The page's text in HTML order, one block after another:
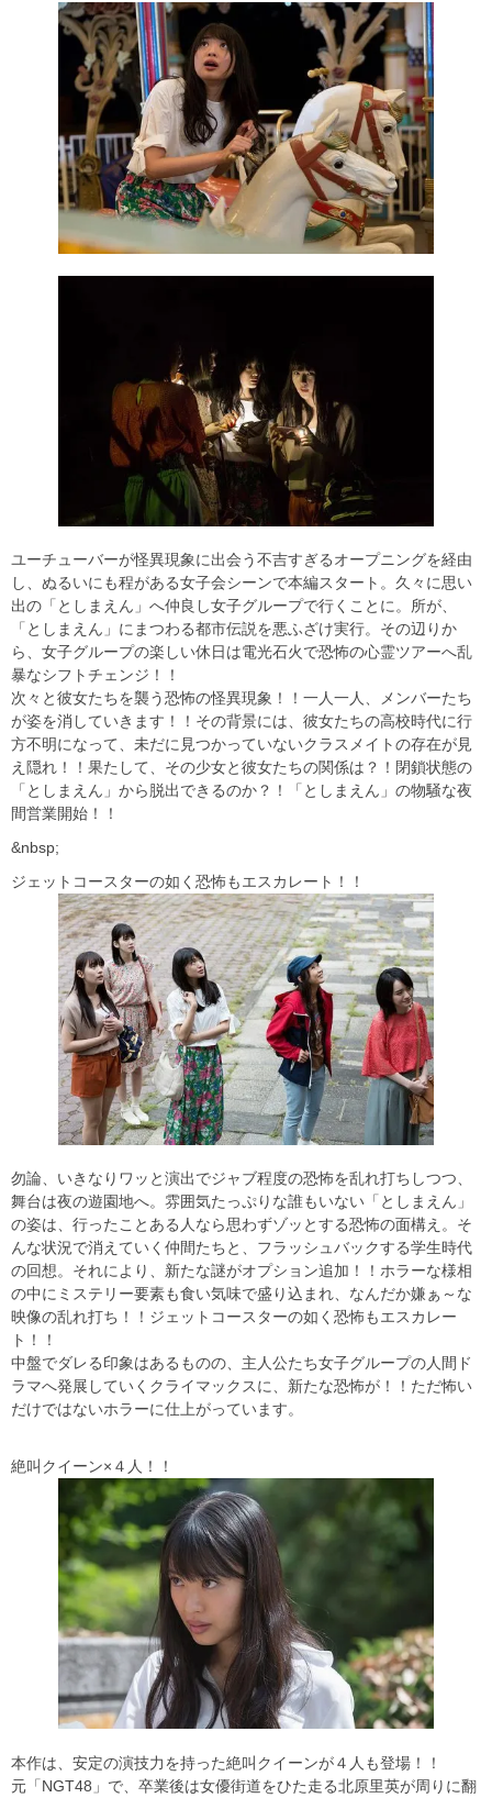
ユーチューバーが怪異現象に出会う不吉すぎるオープニングを経由
し、ぬるいにも程がある女子会シーンで本編スタート。久々に思い
出の「としまえん」へ仲良し女子グループで行くことに。所が、
「としまえん」にまつわる都市伝説を悪ふざけ実行。その辺りか
ら、女子グループの楽しい休日は電光石火で恐怖の心霊ツアーへ乱
暴なシフトチェンジ！！
次々と彼女たちを襲う恐怖の怪異現象！！一人一人、メンバーたち
が姿を消していきます！！その背景には、彼女たちの高校時代に行
方不明になって、未だに見つかっていないクラスメイトの存在が見
え隠れ！！果たして、その少女と彼女たちの関係は？！閉鎖状態の
「としまえん」から脱出できるのか？！「としまえん」の物騒な夜
間営業開始！！
&nbsp;
ジェットコースターの如く恐怖もエスカレート！！
勿論、いきなりワッと演出でジャブ程度の恐怖を乱れ打ちしつつ、
舞台は夜の遊園地へ。雰囲気たっぷりな誰もいない「としまえん」
の姿は、行ったことある人なら思わずゾッとする恐怖の面構え。そ
んな状況で消えていく仲間たちと、フラッシュバックする学生時代
の回想。それにより、新たな謎がオプション追加！！ホラーな様相
の中にミステリー要素も食い気味で盛り込まれ、なんだか嫌ぁ～な
映像の乱れ打ち！！ジェットコースターの如く恐怖もエスカレー
ト！！
中盤でダレる印象はあるものの、主人公たち女子グループの人間ド
ラマへ発展していくクライマックスに、新たな恐怖が！！ただ怖い
だけではないホラーに仕上がっています。
絶叫クイーン×４人！！
本作は、安定の演技力を持った絶叫クイーンが４人も登場！！
元「NGT48」で、卒業後は女優街道をひた走る北原里英が周りに翻